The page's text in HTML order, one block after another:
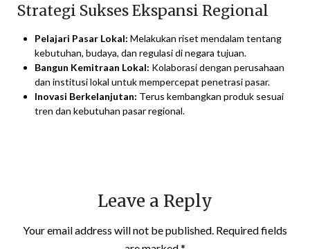
Strategi Sukses Ekspansi Regional
Pelajari Pasar Lokal: Melakukan riset mendalam tentang
kebutuhan, budaya, dan regulasi di negara tujuan.
Bangun Kemitraan Lokal: Kolaborasi dengan perusahaan
dan institusi lokal untuk mempercepat penetrasi pasar.
Inovasi Berkelanjutan: Terus kembangkan produk sesuai
tren dan kebutuhan pasar regional.
Leave a Reply
Your email address will not be published. Required fields